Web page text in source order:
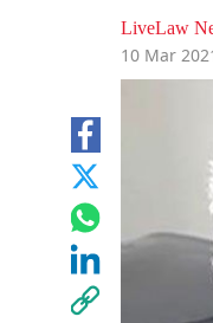
LiveLaw
10 Mar